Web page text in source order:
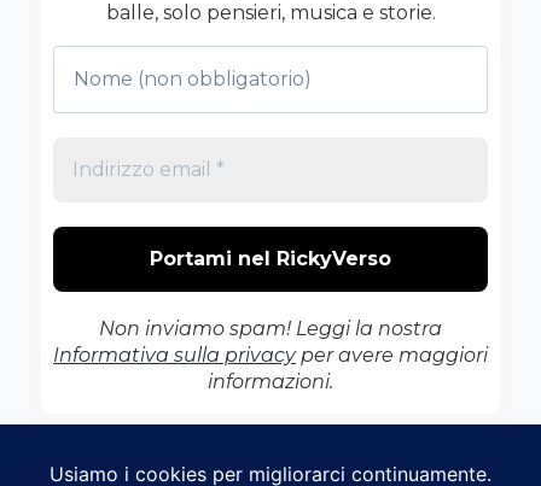
balle, solo pensieri, musica e storie.
Non inviamo spam! Leggi la nostra
Informativa sulla privacyper avere maggiori
informazioni.